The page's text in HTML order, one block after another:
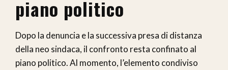
piano politico
Dopo la denuncia e la successiva presa di distanza
della neo sindaca, il confronto resta confinato al
piano politico. Al momento, l’elemento condiviso